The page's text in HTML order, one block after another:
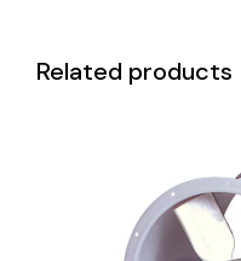
Related products